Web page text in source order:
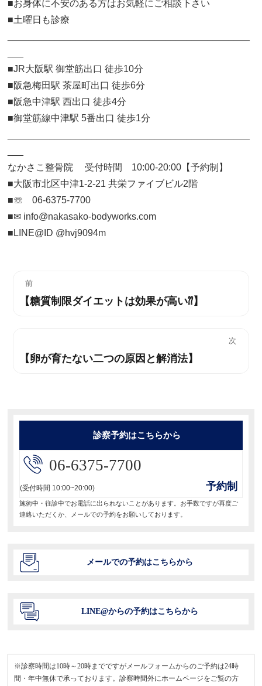
■お身体に不安のある方はお気軽にご相談下さい
■土曜日も診療
■JR大阪駅 御堂筋出口 徒歩10分
■阪急梅田駅 茶屋町出口 徒歩6分
■阪急中津駅 西出口 徒歩4分
■御堂筋線中津駅 5番出口 徒歩1分
なかさこ整骨院 受付時間 10:00-20:00【予約制】
■大阪市北区中津1-2-21 共栄ファイブビル2階
■☏ 06-6375-7700
■✉︎ info@nakasako-bodyworks.com
■LINE@ID @hvj9094m
前
過
投
稿:
【糖質制限ダイエットは効果が高い⁇】
次
次【卵が育たない二つの原因と解消法】
診察予約はこちらから
06-6375-7700
(受付時間 10:00~20:00) 予約制
施術中・往診中でお電話に出られないことがあります。お手数ですが再度ご
連絡いただくか、メールでの予約をお願いしております。
メールでの予約はこちらから
LINE@からの予約はこちらから
※診察時間は10時～20時までですがメールフォームからのご予約は24時
間・年中無休で承っております。診察時間外にホームページをご覧の方